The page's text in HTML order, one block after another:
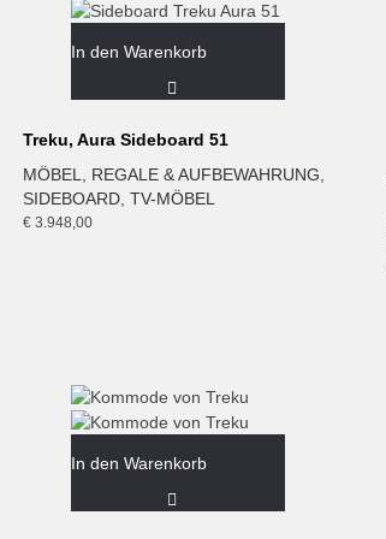
In den Warenkorb
Treku, Aura Sideboard 51
MÖBEL
REGALE & AUFBEWAHRUNG
SIDEBOARD ,TV-MÖBEL
€ 3.948,00
In den Warenkorb